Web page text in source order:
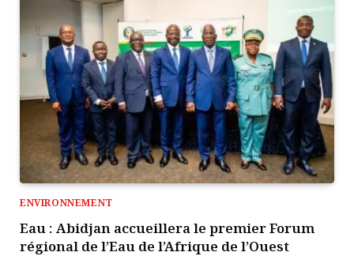
ENVIRONNEMENT
Eau : Abidjan accueillera le premier Forum
régional de l’Eau de l’Afrique de l’Ouest